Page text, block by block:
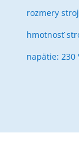
rozmery
hmotnosť
napätie: 230